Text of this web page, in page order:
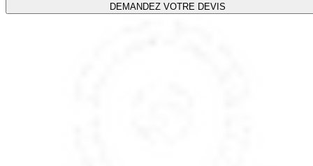
DEMANDEZ VOTRE DEVIS